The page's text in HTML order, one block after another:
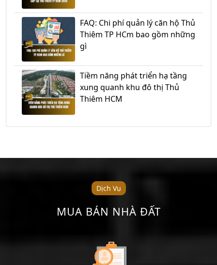
FAQ: Chi phí quản lý căn hộ Thủ
Thiêm TP HCm bao gồm những
gì
Tiềm năng phát triển hạ tầng
xung quanh khu đô thị Thủ
Thiêm HCM
Dịch Vụ
MUA BÁN NHÀ ĐẤT